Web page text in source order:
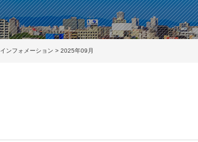
インフォメーション > 2025年09月